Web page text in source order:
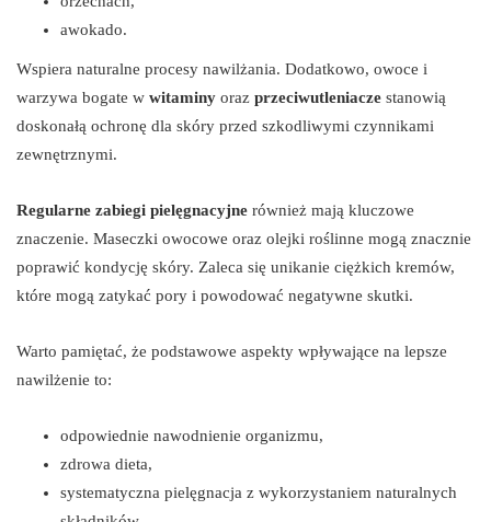
awokado.
Wspiera naturalne procesy nawilżania. Dodatkowo, owoce i
warzywa bogate w witaminy oraz przeciwutleniacze stanowią
doskonałą ochronę dla skóry przed szkodliwymi czynnikami
zewnętrznymi.
Regularne zabiegi pielęgnacyjne również mają kluczowe
znaczenie. Maseczki owocowe oraz olejki roślinne mogą znacznie
poprawić kondycję skóry. Zaleca się unikanie ciężkich kremów,
które mogą zatykać pory i powodować negatywne skutki.
Warto pamiętać, że podstawowe aspekty wpływające na lepsze
nawilżenie to:
odpowiednie nawodnienie organizmu,
zdrowa dieta,
systematyczna pielęgnacja z wykorzystaniem naturalnych